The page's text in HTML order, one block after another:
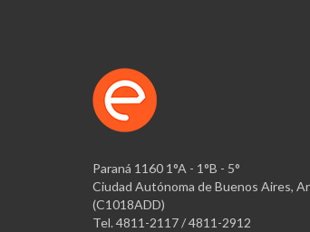
Paraná 1160 1°A - 1°B - 5°
Ciudad Autónoma de Buenos Aires,
(C1018ADD)
Tel. 4811-2117 / 4811-2912